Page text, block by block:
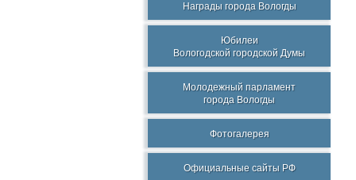
Награды города Вологды
Юбилеи
Вологодской городской Думы
Молодежный парламент
города Вологды
Фотогалерея
Официальные сайты РФ